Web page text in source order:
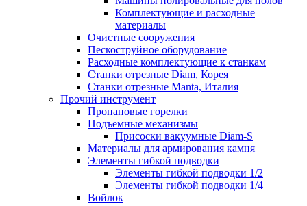
Комплектующие и расходные
материалы
Очистные сооружения
Пескоструйное оборудование
Расходные комплектующие к станкам
Станки отрезные Diam, Корея
Станки отрезные Manta, Италия
Прочий инструмент
Пропановые горелки
Подъeмные механизмы
Присоски вакуумные Diam-S
Материалы для армирования камня
Элементы гибкой подводки
Элементы гибкой подводки 1/2
Элементы гибкой подводки 1/4
Войлок